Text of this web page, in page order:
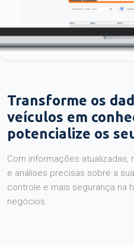
Transforme os
veículos em
potencialize os
Com informações
e análises precisas sobre a
controle e mais segurança na
negócios.